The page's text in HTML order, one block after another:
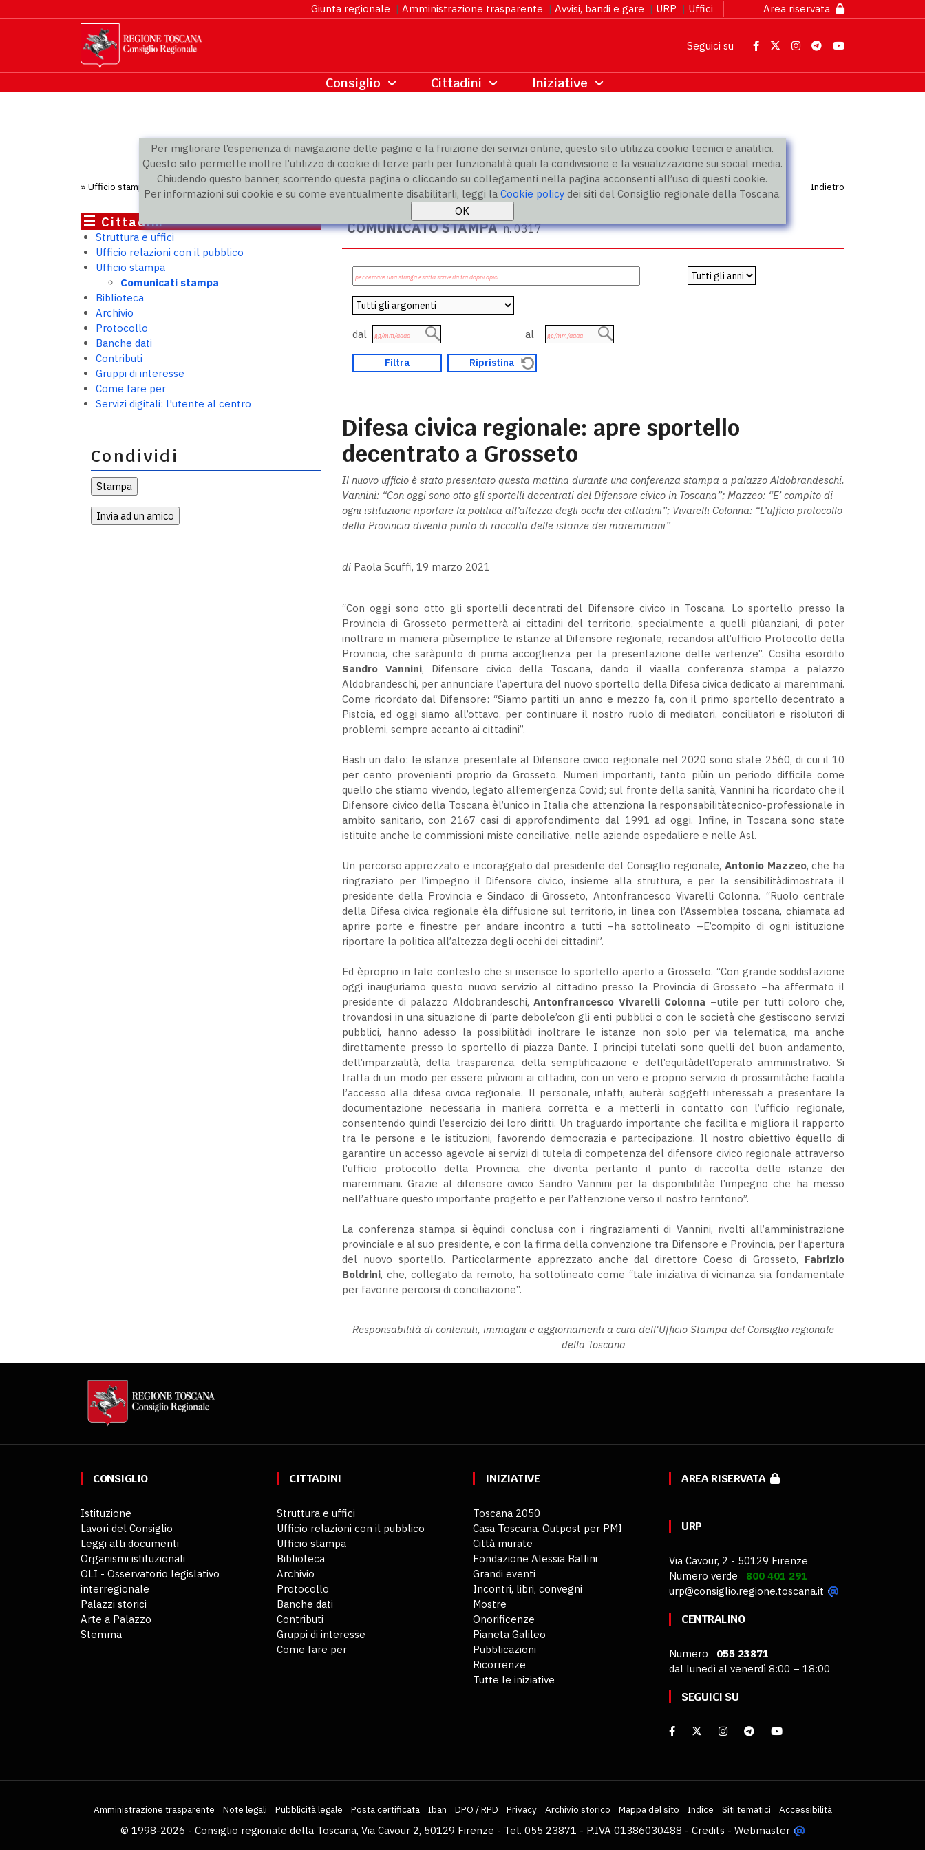
Per migliorare l’esperienza di navigazione delle pagine e la fruizione dei servizi online, questo sito utilizza cookie tecnici e analitici.
Questo sito permette inoltre l’utilizzo di cookie di terze parti per funzionalità quali la condivisione e la visualizzazione sui social media.
Chiudendo questo banner, scorrendo questa pagina o cliccando su collegamenti nella pagina acconsenti all’uso di questi cookie.
Per informazioni sui cookie e su come eventualmente disabilitarli, leggi la Cookie policydei siti del Consiglio regionale della Toscana.
Giunta regionale | Amministrazione trasparente | Avvisi, bandi e gare | URP | Uffici Area riservata
Seguici su
» Ufficio stampa Comunicati» Comunicato Indietro
Cittadini
Struttura e uffici
Ufficio relazioni con il pubblico
Ufficio stampa
Comunicati stampa
Biblioteca
Archivio
Protocollo
Banche dati
Contributi
Gruppi di interesse
Come fare per
Servizi digitali: l'utente al centro
Condividi
COMUNICATO STAMPAn. 0317
dal al
Difesa civica regionale: apre sportello
decentrato a Grosseto
Il nuovo ufficio è stato presentato questa mattina durante una conferenza stampa a palazzo Aldobrandeschi.
Vannini: “Con oggi sono otto gli sportelli decentrati del Difensore civico in Toscana”; Mazzeo: “E’ compito di
ogni istituzione riportare la politica all’altezza degli occhi dei cittadini”; Vivarelli Colonna: “L’ufficio protocollo
della Provincia diventa punto di raccolta delle istanze dei maremmani”
di Paola Scuffi, 19 marzo 2021
“Con oggi sono otto gli sportelli decentrati del Difensore civico in Toscana. Lo sportello presso la
Provincia di Grosseto permetterà ai cittadini del territorio, specialmente a quelli piùanziani, di poter
inoltrare in maniera piùsemplice le istanze al Difensore regionale, recandosi all’ufficio Protocollo della
Provincia, che saràpunto di prima accoglienza per la presentazione delle vertenze”. Cosìha esordito
Sandro Vannini, Difensore civico della Toscana, dando il viaalla conferenza stampa a palazzo
Aldobrandeschi, per annunciare l’apertura del nuovo sportello della Difesa civica dedicato ai maremmani.
Come ricordato dal Difensore: “Siamo partiti un anno e mezzo fa, con il primo sportello decentrato a
Pistoia, ed oggi siamo all’ottavo, per continuare il nostro ruolo di mediatori, conciliatori e risolutori di
problemi, sempre accanto ai cittadini”.
Basti un dato: le istanze presentate al Difensore civico regionale nel 2020 sono state 2560, di cui il 10
per cento provenienti proprio da Grosseto. Numeri importanti, tanto piùin un periodo difficile come
quello che stiamo vivendo, legato all’emergenza Covid; sul fronte della sanità, Vannini ha ricordato che il
Difensore civico della Toscana èl’unico in Italia che attenziona la responsabilitàtecnico-professionale in
ambito sanitario, con 2167 casi di approfondimento dal 1991 ad oggi. Infine, in Toscana sono state
istituite anche le commissioni miste conciliative, nelle aziende ospedaliere e nelle Asl.
Un percorso apprezzato e incoraggiato dal presidente del Consiglio regionale, Antonio Mazzeo, che ha
ringraziato per l’impegno il Difensore civico, insieme alla struttura, e per la sensibilitàdimostrata il
presidente della Provincia e Sindaco di Grosseto, Antonfrancesco Vivarelli Colonna. “Ruolo centrale
della Difesa civica regionale èla diffusione sul territorio, in linea con l’Assemblea toscana, chiamata ad
aprire porte e finestre per andare incontro a tutti –ha sottolineato –E’compito di ogni istituzione
riportare la politica all’altezza degli occhi dei cittadini”.
Ed èproprio in tale contesto che si inserisce lo sportello aperto a Grosseto. “Con grande soddisfazione
oggi inauguriamo questo nuovo servizio al cittadino presso la Provincia di Grosseto –ha affermato il
presidente di palazzo Aldobrandeschi,Antonfrancesco Vivarelli Colonna –utile per tutti coloro che,
trovandosi in una situazione di ‘parte debole’con gli enti pubblici o con le società che gestiscono servizi
pubblici, hanno adesso la possibilitàdi inoltrare le istanze non solo per via telematica, ma anche
direttamente presso lo sportello di piazza Dante. I principi tutelati sono quelli del buon andamento,
dell’imparzialità, della trasparenza, della semplificazione e dell’equitàdell’operato amministrativo. Si
tratta di un modo per essere piùvicini ai cittadini, con un vero e proprio servizio di prossimitàche facilita
l’accesso alla difesa civica regionale. Il personale, infatti, aiuterài soggetti interessati a presentare la
documentazione necessaria in maniera corretta e a metterli in contatto con l’ufficio regionale,
consentendo quindi l’esercizio dei loro diritti. Un traguardo importante che facilita e migliora il rapporto
tra le persone e le istituzioni, favorendo democrazia e partecipazione. Il nostro obiettivo èquello di
garantire un accesso agevole ai servizi di tutela di competenza del difensore civico regionale attraverso
l’ufficio protocollo della Provincia, che diventa pertanto il punto di raccolta delle istanze dei
maremmani. Grazie al difensore civico Sandro Vannini per la disponibilitàe l’impegno che ha messo
nell’attuare questo importante progetto e per l’attenzione verso il nostro territorio”.
La conferenza stampa si èquindi conclusa con i ringraziamenti di Vannini, rivolti all’amministrazione
provinciale e al suo presidente, e con la firma della convenzione tra Difensore e Provincia, per l’apertura
del nuovo sportello. Particolarmente apprezzato anche dal direttore Coeso di Grosseto, Fabrizio
Boldrini, che, collegato da remoto, ha sottolineato come “tale iniziativa di vicinanza sia fondamentale
per favorire percorsi di conciliazione”.
Responsabilità di contenuti, immagini e aggiornamenti a cura dell'Ufficio Stampa del Consiglio regionale
della Toscana
CONSIGLIO
Istituzione
Lavori del Consiglio
Leggi atti documenti
Organismi istituzionali
OLI - Osservatorio legislativo
interregionale
Palazzi storici
Arte a Palazzo
Stemma
CITTADINI
Struttura e uffici
Ufficio relazioni con il pubblico
Ufficio stampa
Biblioteca
Archivio
Protocollo
Banche dati
Contributi
Gruppi di interesse
Come fare per
INIZIATIVE
Toscana 2050
Casa Toscana. Outpost per PMI
Città murate
Fondazione Alessia Ballini
Grandi eventi
Incontri, libri, convegni
Mostre
Onorificenze
Pianeta Galileo
Pubblicazioni
Ricorrenze
Tutte le iniziative
AREA RISERVATA
URP
Via Cavour, 2 - 50129 Firenze
Numero verde 800 401 291
urp@consiglio.regione.toscana.it
CENTRALINO
Numero 055 23871
dal lunedì al venerdì 8:00 – 18:00
SEGUICI SU
Amministrazione trasparente Note legali Pubblicità legale Posta certificata Iban DPO / RPD Privacy Archivio storico Mappa del sito Indice Siti tematici Accessibilità
© 1998-2026 - Consiglio regionale della Toscana, Via Cavour 2, 50129 Firenze - Tel. 055 23871 - P.IVA 01386030488 - Credits - Webmaster